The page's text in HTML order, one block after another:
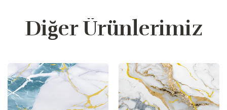
Diğer Ürünlerimiz